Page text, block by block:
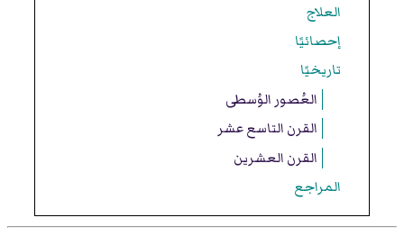
العلاج
إحصائيًا
تاريخيًا
العُصور الوُسطى
القرن التاسع عشر
القرن العشرين
المراجع